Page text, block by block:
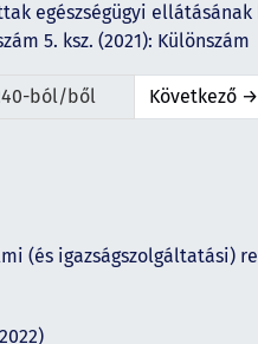
egészségügyi
5. ksz. (2021): Különszám
ból/ből Következő →
(és igazságszolgáltatási)